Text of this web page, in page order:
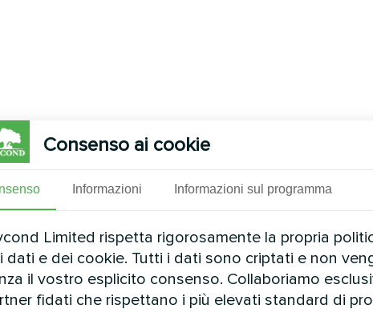
Consenso ai cookie
Informazioni Informazioni sul programma
Limited rispetta rigorosamente la propria
dati e dei cookie. Tutti i dati sono criptati e non
il vostro esplicito consenso. Collaboriamo
fidati che rispettano i più elevati standard di